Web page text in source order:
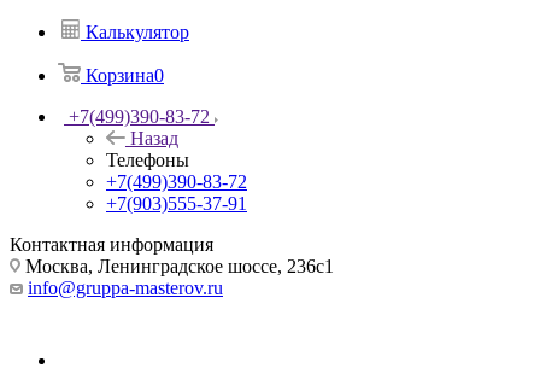
Калькулятор
Корзина0
+7(499)390-83-72
Назад
Телефоны
+7(499)390-83-72
+7(903)555-37-91
Контактная информация
Москва, Ленинградское шоссе, 236с1
info@gruppa-masterov.ru